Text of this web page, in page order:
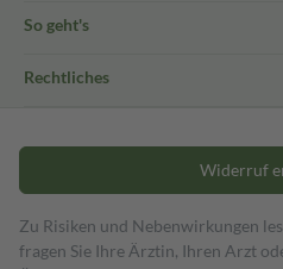
So geht's
Rechtliches
Widerruf
Zu Risiken und Nebenwirkungen
fragen Sie Ihre Ärztin, Ihren Arzt